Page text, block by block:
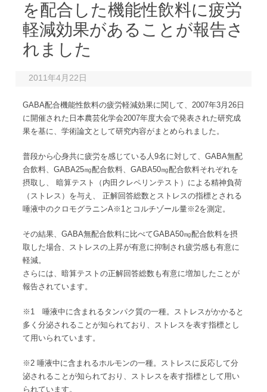
を配合した機能性飲料に疲労
軽減効果があることが報告さ
れました
2011年4月22日
GABA配合機能性飲料の疲労軽減効果に関して、2007年3月26日
に開催された日本農芸化学会2007年度大会で発表された研究成
果を基に、学術論文として研究内容がまとめられました。
普段から心身共に疲労を感じている人9名に対して、GABA無配
合飲料、GABA25㎎配合飲料、GABA50㎎配合飲料それぞれを
摂取し、 暗算テスト（内田クレペリンテスト）による精神負荷
（ストレス）を与え、 正解回答総数とストレスの指標とされる
唾液中のクロモグラニンA※1とコルチゾール量※2を測定。
その結果、GABA無配合飲料に比べてGABA50㎎配合飲料を摂
取した場合、ストレスの上昇が有意に抑制され疲労感も有意に
軽減。
さらには、暗算テストの正解回答総数も有意に増加したことが
報告されています。
※1 唾液中に含まれるタンパク質の一種。ストレスがかかると
多く分泌されることが知られており、ストレスを表す指標とし
て用いられています。
※2 唾液中に含まれるホルモンの一種。ストレスに反応して分
泌されることが知られており、ストレスを表す指標として用い
られています。